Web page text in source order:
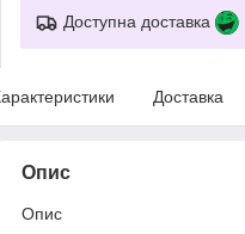
Доступна доставка
Доставка
Опис
Опис